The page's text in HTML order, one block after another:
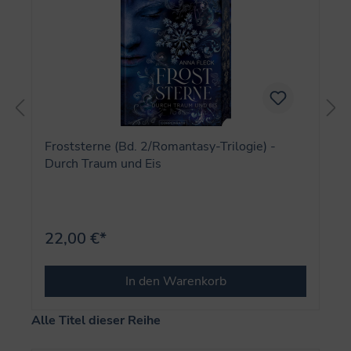
Froststerne (Bd. 2/Romantasy-Trilogie) -
Durch Traum und Eis
22,00 €*
In den Warenkorb
Produktgalerie überspringen
Alle Titel dieser Reihe